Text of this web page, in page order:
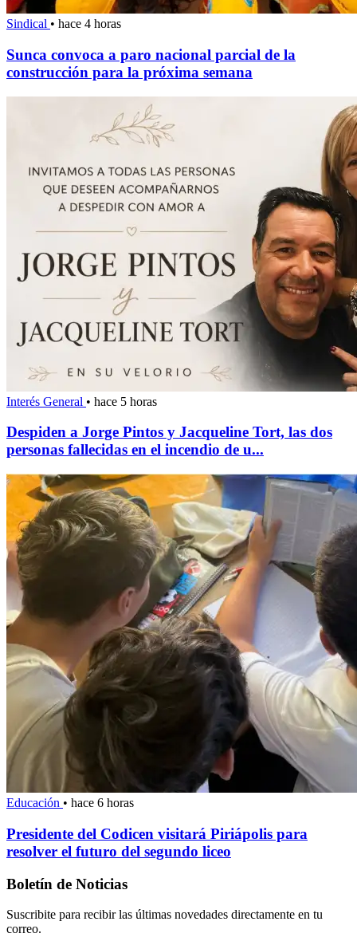
Sindical • hace 4 horas
Sunca convoca a paro nacional parcial de la
construcción para la próxima semana
Interés General • hace 5 horas
Despiden a Jorge Pintos y Jacqueline Tort, las dos
personas fallecidas en el incendio de u...
Educación • hace 6 horas
Presidente del Codicen visitará Piriápolis para
resolver el futuro del segundo liceo
Boletín de Noticias
Suscribite para recibir las últimas novedades directamente en tu
correo.